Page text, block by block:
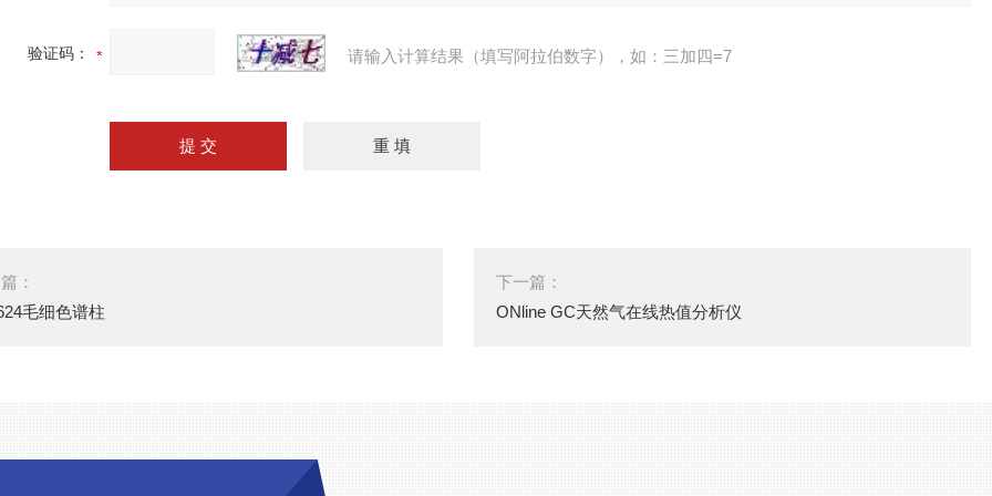
验证码： 请输入计算结果（填写阿拉伯数字），如：三加四=7
：
毛细色谱柱
下一篇：
ONline GC天然气在线热值分析仪